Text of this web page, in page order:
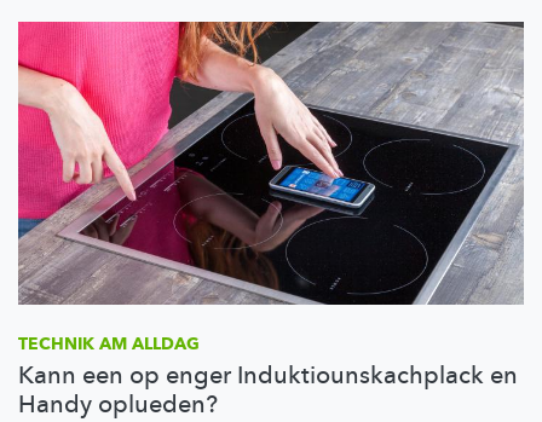
TECHNIK AM ALLDAG
Kann een op enger Induktiounskachplack en
Handy oplueden?